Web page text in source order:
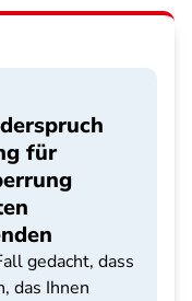
für
gedacht, dass
das Ihnen